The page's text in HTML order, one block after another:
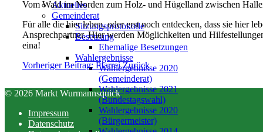
Aktuelles
Gemeinderat
Sitzungsprotokolle
Besetzung
Ehemalige Besetzungen
Wahlergebnisse
Wahlergebnisse 2020
(Gemeinderat)
Wahlergebnisse 2021
(Bundestagswahl)
Wahlergebnisse 2020
(Bürgermeister)
Vom Wald im Norden zum Holz- und Hügelland zwischen
Für alle die hier leben, oder erst noch entdecken, dass sie hier
Ansprechpartner. Hier werden Möglichkeiten und
eina!
Vorheriger Beitrag: PfarreiZurück
© 2026 Markt Wurmannsquick
Impressum
Datenschutz